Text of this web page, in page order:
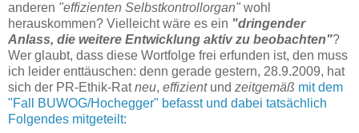
anderen "effizienten Selbstkontrollorgan" wohl
herauskommen? Vielleicht wäre es ein "dringender
Anlass, die weitere Entwicklung aktiv zu beobachten"?
Wer glaubt, dass diese Wortfolge frei erfunden ist, den muss
ich leider enttäuschen: denn gerade gestern, 28.9.2009, hat
sich der PR-Ethik-Ratneu, effizient und zeitgemäß mit dem
"Fall BUWOG/Hochegger" befasst und dabei tatsächlich
Folgendes mitgeteilt: